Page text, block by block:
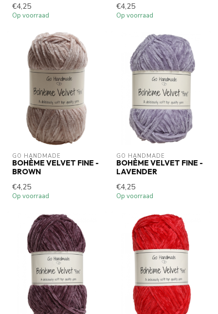
€4,25
Op voorraad
€4,25
Op voorraad
GO HANDMADE
BOHÈME VELVET FINE -
BROWN
€4,25
Op voorraad
GO HANDMADE
BOHÈME VELVET FINE -
LAVENDER
€4,25
Op voorraad